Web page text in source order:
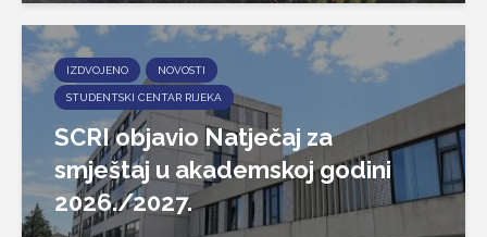
IZDVOJENO NOVOSTI
STUDENTSKI CENTAR RIJEKA
SCRI objavio Natječaj za
smještaj u akademskoj godini
2026./2027.